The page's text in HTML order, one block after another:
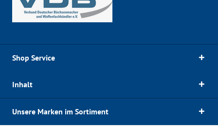
Shop Service
Inhalt
Unsere Marken im Sortiment